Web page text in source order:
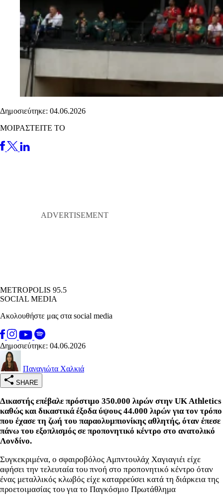
Δημοσιεύτηκε: 04.06.2026
ΜΟΙΡΑΣΤΕΙΤΕ ΤΟ
METROPOLIS 95.5
SOCIAL MEDIA
Ακολουθήστε μας στα social media
Δημοσιεύτηκε: 04.06.2026
Παναγιώτα Χαλκιά
SHARE
Δικαστής επέβαλε πρόστιμο 350.000 λιρών στην UK Athletics
καθώς και δικαστικά έξοδα ύψους 44.000 λιρών για τον τρόπο
που έχασε τη ζωή του παραολυμπιονίκης αθλητής, όταν έπεσε
πάνω του εξοπλισμός σε προπονητικό κέντρο στο ανατολικό
Λονδίνο.
Συγκεκριμένα, ο σφαιροβόλος Αμπντουλάχ Χαγιαγιέι είχε
αφήσει την τελευταία του πνοή στο προπονητικό κέντρο όταν
ένας μεταλλικός κλωβός είχε καταρρεύσει κατά τη διάρκεια της
προετοιμασίας του για το Παγκόσμιο Πρωτάθλημα